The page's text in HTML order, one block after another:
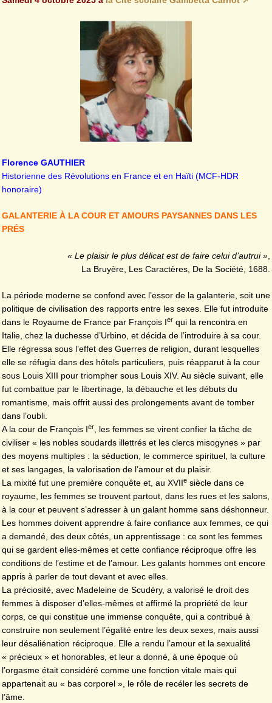
Florence GAUTHIER
Historienne des Révolutions en France et en Haïti (MCF-HDR
honoraire)
GALANTERIE À LA COUR ET AMOURS PAYSANNES DANS LES
PRÉS
« Le plaisir le plus délicat est de faire celui d’autrui »
La Bruyère, Les Caractères, De la Société, 1688.
La période moderne se confond avec l’essor de la galanterie, soit une
politique de civilisation des rapports entre les sexes. Elle fut introduite
dans le Royaume de France par François Ier qui la rencontra en
Italie, chez la duchesse d’Urbino, et décida de l’introduire à sa cour.
Elle régressa sous l’effet des Guerres de religion, durant lesquelles
elle se réfugia dans des hôtels particuliers, puis réapparut à la cour
sous Louis XIII pour triompher sous Louis XIV. Au siècle suivant, elle
fut combattue par le libertinage, la débauche et les débuts du
romantisme, mais offrit aussi des prolongements avant de tomber
dans l’oubli.
A la cour de François Ier, les femmes se virent confier la tâche de
civiliser « les nobles soudards illettrés et les clercs misogynes » par
des moyens multiples : la séduction, le commerce spirituel, la culture
et ses langages, la valorisation de l’amour et du plaisir.
La mixité fut une première conquête et, au XVIIe siècle dans ce
royaume, les femmes se trouvent partout, dans les rues et les salons,
à la cour et peuvent s’adresser à un galant homme sans déshonneur.
Les hommes doivent apprendre à faire confiance aux femmes, ce qui
a demandé, des deux côtés, un apprentissage : ce sont les femmes
qui se gardent elles-mêmes et cette confiance réciproque offre les
conditions de l’estime et de l’amour. Les galants hommes ont encore
appris à parler de tout devant et avec elles.
La préciosité, avec Madeleine de Scudéry, a valorisé le droit des
femmes à disposer d’elles-mêmes et affirmé la propriété de leur
corps, ce qui constitue une immense conquête, qui a contribué à
construire non seulement l’égalité entre les deux sexes, mais aussi
leur désaliénation réciproque. Elle a rendu l’amour et la sexualité
« précieux » et honorables, et leur a donné, à une époque où
l’orgasme était considéré comme une fonction vitale mais qui
appartenait au « bas corporel », le rôle de recéler les secrets de
l’âme.